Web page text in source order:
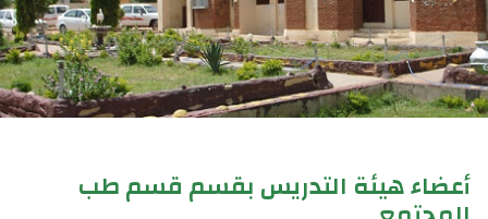
أعضاء هيئة التدريس بقسم قسم طب